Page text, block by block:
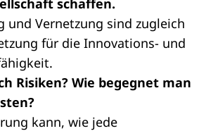
und Vernetzung sind zugleich
für die Innovations- und
Risiken? Wie begegnet man
kann, wie jede